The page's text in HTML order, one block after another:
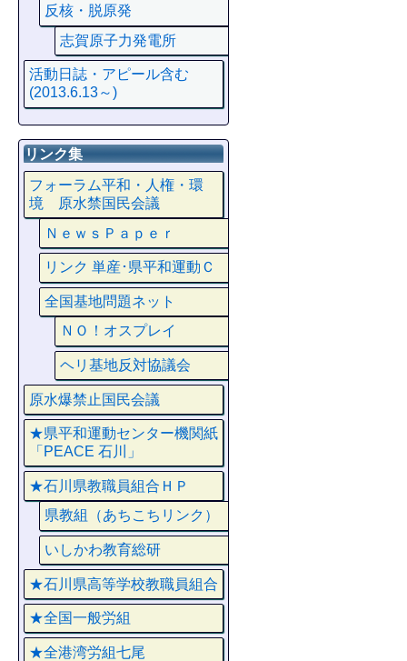
反核・脱原発
志賀原子力発電所
活動日誌・アピール含む
(2013.6.13～)
リンク集
フォーラム平和・人権・環
境 原水禁国民会議
ＮｅｗｓＰａｐｅｒ
リンク 単産･県平和運動Ｃ
全国基地問題ネット
ＮＯ！オスプレイ
ヘリ基地反対協議会
原水爆禁止国民会議
★県平和運動センター機関紙
「PEACE 石川」
★石川県教職員組合ＨＰ
県教組（あちこちリンク）
いしかわ教育総研
★石川県高等学校教職員組合
★全国一般労組
★全港湾労組七尾